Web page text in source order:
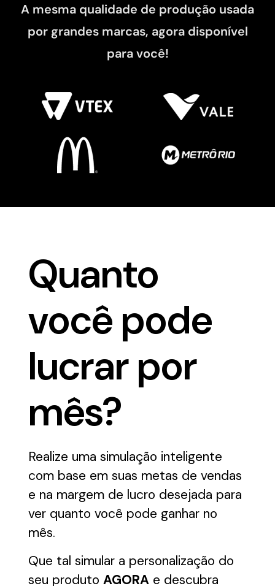
A mesma qualidade de produção usada
por grandes marcas, agora disponível
para você!